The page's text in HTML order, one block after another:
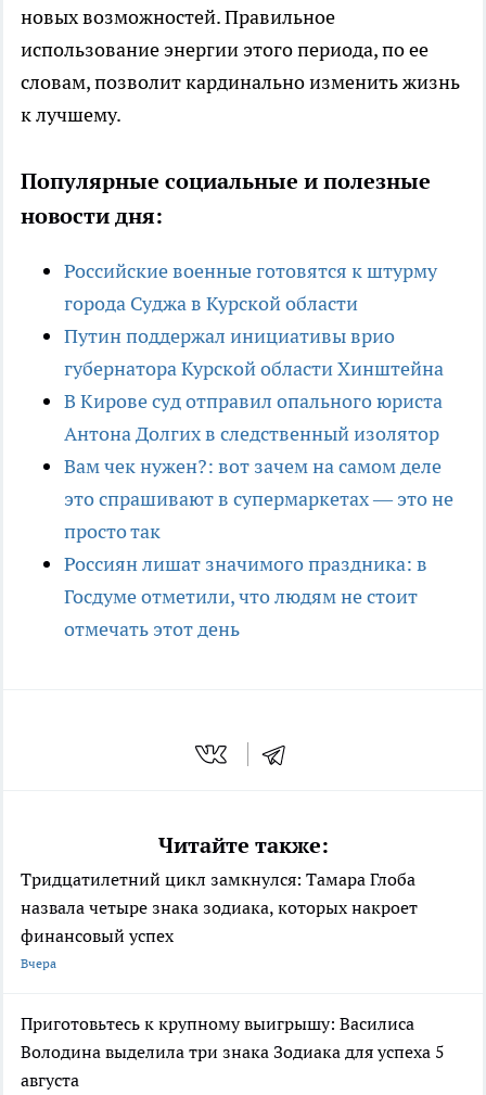
новых возможностей. Правильное
использование энергии этого периода, по ее
словам, позволит кардинально изменить жизнь
к лучшему.
Популярные социальные и полезные
новости дня:
Российские военные готовятся к штурму
города Суджа в Курской области
Путин поддержал инициативы врио
губернатора Курской области Хинштейна
В Кирове суд отправил опального юриста
Антона Долгих в следственный изолятор
Вам чек нужен?: вот зачем на самом деле
это спрашивают в супермаркетах — это не
просто так
Россиян лишат значимого праздника: в
Госдуме отметили, что людям не стоит
отмечать этот день
Читайте также:
Тридцатилетний цикл замкнулся: Тамара Глоба
назвала четыре знака зодиака, которых накроет
финансовый успех
Вчера
Приготовьтесь к крупному выигрышу: Василиса
Володина выделила три знака Зодиака для успеха 5
августа